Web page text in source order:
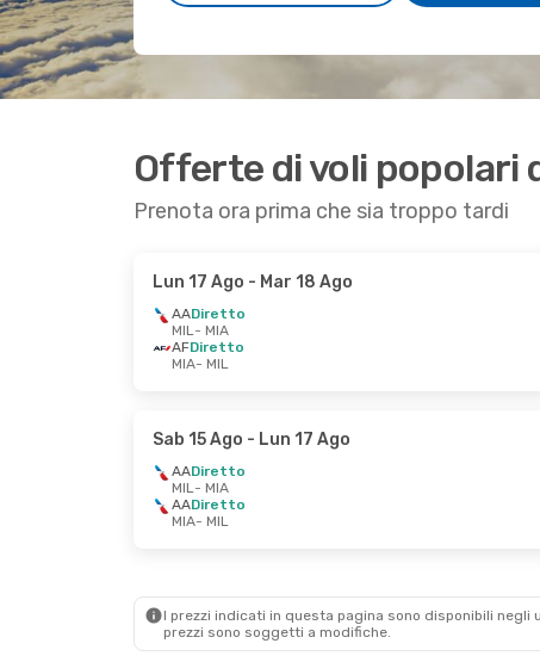
Offerte di voli popolari
Prenota ora prima che sia troppo tardi
Lun 17 Ago - Mar 18 Ago
AADiretto
MIL- MIA
AFDiretto
MIA- MIL
Sab 15 Ago - Lun 17 Ago
AADiretto
MIL- MIA
AADiretto
MIA- MIL
I prezzi indicati in questa pagina sono disponibili
prezzi sono soggetti a modifiche.